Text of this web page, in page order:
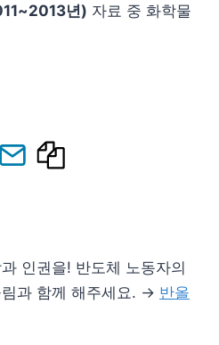
년) 자료 중 화학물
인권을! 반도체 노동자의
과 함께 해주세요. → 반올